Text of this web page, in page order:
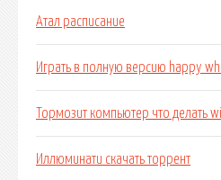
Атал расписание
Играть в полную версию happy
Тормозит компьютер что делать
Иллюминати скачать торрент